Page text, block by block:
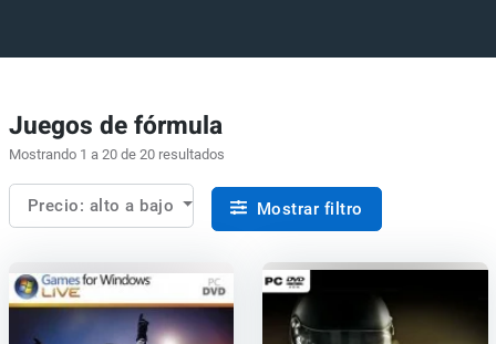
Juegos de fórmula
Mostrando 1 a 20 de 20 resultados
Precio: alto a bajo Mostrar filtro